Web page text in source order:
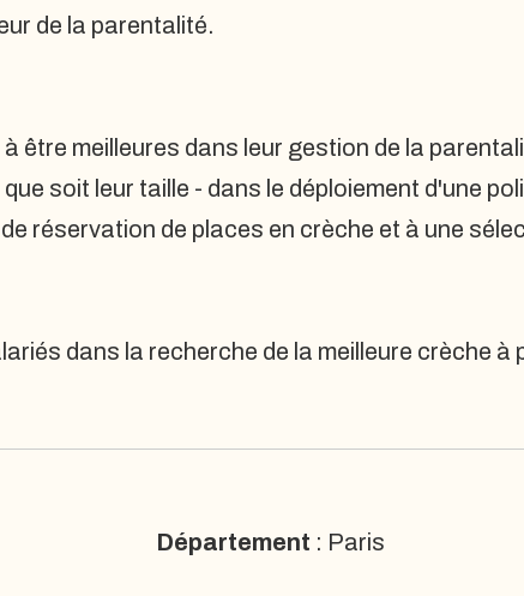
de la parentalité.
être meilleures dans leur gestion de la
soit leur taille - dans le déploiement d'une
réservation de places en crèche et à une
dans la recherche de la meilleure crèche à
Département : Paris